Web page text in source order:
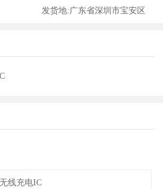
发货地:广东省深圳市宝安区
无线充电IC